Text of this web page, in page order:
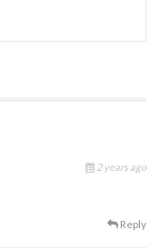
2 years ago
Reply